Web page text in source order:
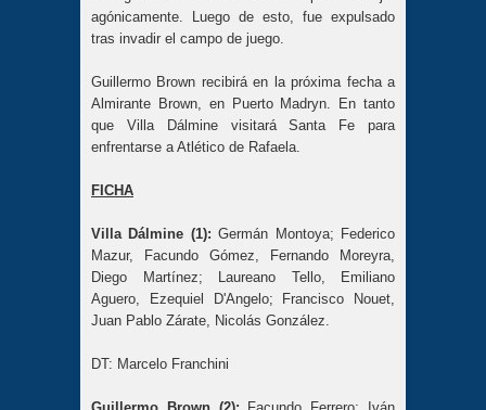
agónicamente. Luego de esto, fue expulsado
tras invadir el campo de juego.
Guillermo Brown recibirá en la próxima fecha a
Almirante Brown, en Puerto Madryn. En tanto
que Villa Dálmine visitará Santa Fe para
enfrentarse a Atlético de Rafaela.
FICHA
Villa Dálmine (1):Germán Montoya; Federico
Mazur, Facundo Gómez, Fernando Moreyra,
Diego Martínez; Laureano Tello, Emiliano
Aguero, Ezequiel D'Angelo; Francisco Nouet,
Juan Pablo Zárate, Nicolás González.
DT: Marcelo Franchini